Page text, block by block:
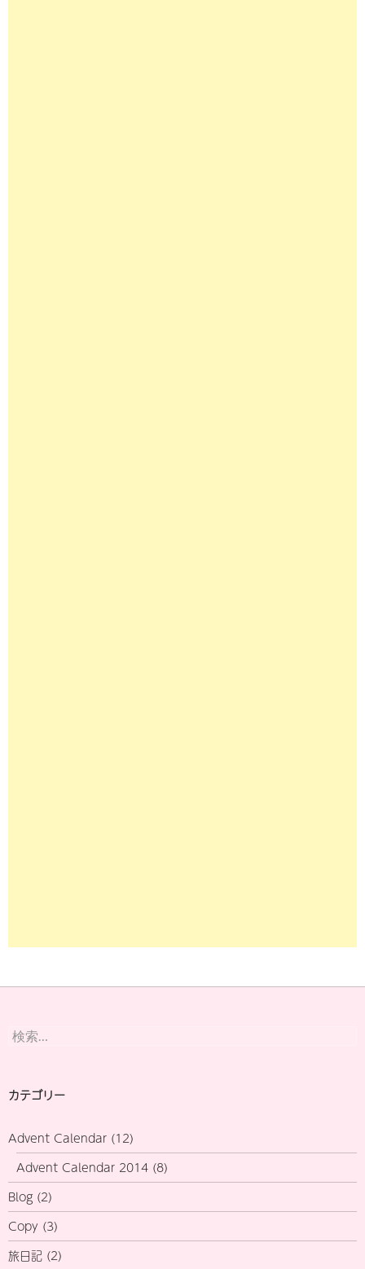
検
索:
カテゴリー
Advent Calendar (12)
Advent Calendar 2014 (8)
Blog (2)
Copy (3)
旅日記 (2)